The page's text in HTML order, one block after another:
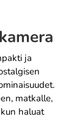
ja
matkalle,
haluat